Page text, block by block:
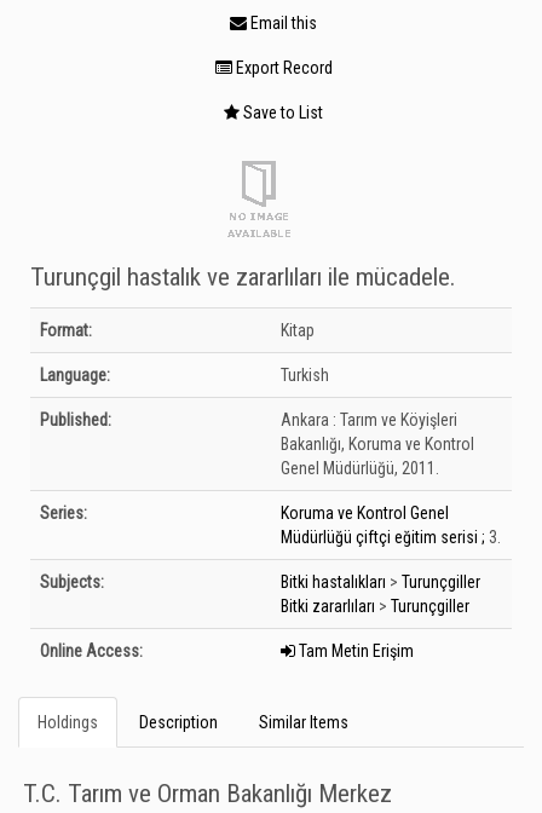
Email this
Export Record
Save to List
Turunçgil hastalık ve zararlıları ile mücadele.
Bibliographic Details
Format: Kitap
Language: Turkish
Published: Ankara : Tarım ve Köyişleri
Bakanlığı, Koruma ve Kontrol
Genel Müdürlüğü, 2011.
Series:
Koruma ve Kontrol Genel
Müdürlüğü çiftçi eğitim serisi ; 3.
Subjects: Bitki hastalıkları > Turunçgiller
Bitki zararlıları > Turunçgiller
Online Access: Tam Metin Erişim
Holdings Description Similar Items
T.C. Tarım ve Orman Bakanlığı Merkez